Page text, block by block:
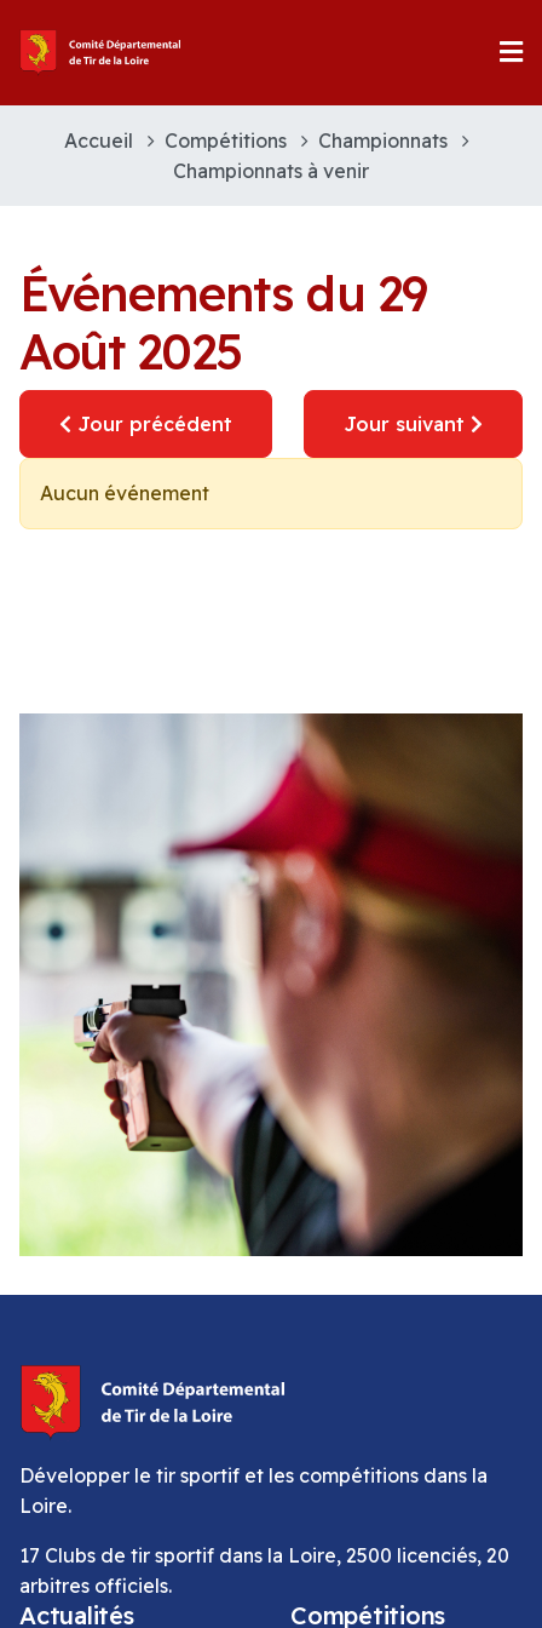
Accueil Compétitions
Championnats
Championnats à venir
Événements du 29
Août 2025
Jour précédent Jour suivant
Aucun événement
Développer le tir sportif et les compétitions dans la
Loire.
17 Clubs de tir sportif dans la Loire, 2500 licenciés, 20
arbitres officiels.
Actualités Compétitions